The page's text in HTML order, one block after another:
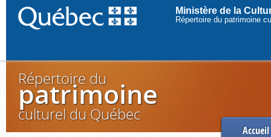
Ministère de la
Répertoire du patrimoine
Répertoire du
patrimoine
culturel du Québec
Accueil